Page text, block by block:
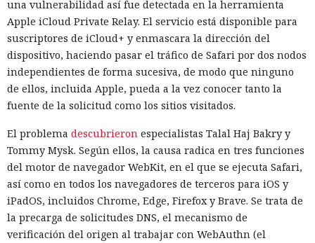
una vulnerabilidad así fue detectada en la herramienta
Apple iCloud Private Relay. El servicio está disponible para
suscriptores de iCloud+ y enmascara la dirección del
dispositivo, haciendo pasar el tráfico de Safari por dos nodos
independientes de forma sucesiva, de modo que ninguno
de ellos, incluida Apple, pueda a la vez conocer tanto la
fuente de la solicitud como los sitios visitados.
El problema descubrieron especialistas Talal Haj Bakry y
Tommy Mysk. Según ellos, la causa radica en tres funciones
del motor de navegador WebKit, en el que se ejecuta Safari,
así como en todos los navegadores de terceros para iOS y
iPadOS, incluidos Chrome, Edge, Firefox y Brave. Se trata de
la precarga de solicitudes DNS, el mecanismo de
verificación del origen al trabajar con WebAuthn (el